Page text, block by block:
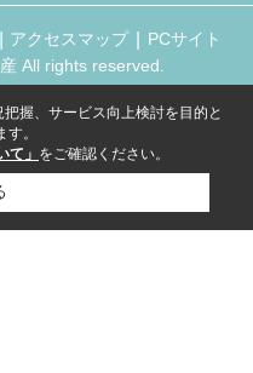
アクセスマップ
PCサイト
All rights reserved.
握、サービス向上検討を目的と
。
て」 をご確認ください。